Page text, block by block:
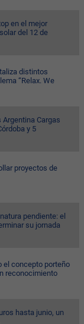
en el mejor
del 12 de
distintos
“Relax. We
Cargas
y 5
proyectos de
pendiente: el
su jornada
el concepto porteño
reconocimiento
hasta junio, un